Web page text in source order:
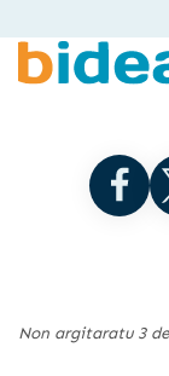
Non argitaratu 3